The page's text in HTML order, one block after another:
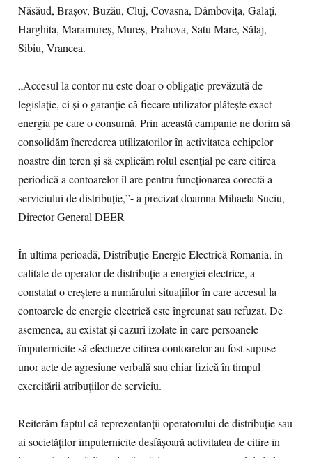
Năsăud, Brașov, Buzău, Cluj, Covasna, Dâmbovița, Galați,
Harghita, Maramureș, Mureș, Prahova, Satu Mare, Sălaj,
Sibiu, Vrancea.
„Accesul la contor nu este doar o obligație prevăzută de
legislație, ci și o garanție că fiecare utilizator plătește exact
energia pe care o consumă. Prin această campanie ne dorim să
consolidăm încrederea utilizatorilor în activitatea echipelor
noastre din teren și să explicăm rolul esențial pe care citirea
periodică a contoarelor îl are pentru funcționarea corectă a
serviciului de distribuție,”- a precizat doamna Mihaela Suciu,
Director General DEER
În ultima perioadă, Distribuție Energie Electrică Romania, în
calitate de operator de distribuție a energiei electrice, a
constatat o creștere a numărului situațiilor în care accesul la
contoarele de energie electrică este îngreunat sau refuzat. De
asemenea, au existat și cazuri izolate în care persoanele
împuternicite să efectueze citirea contoarelor au fost supuse
unor acte de agresiune verbală sau chiar fizică în timpul
exercitării atribuțiilor de serviciu.
Reiterăm faptul că reprezentanții operatorului de distribuție sau
ai societăților împuternicite desfășoară activitatea de citire în